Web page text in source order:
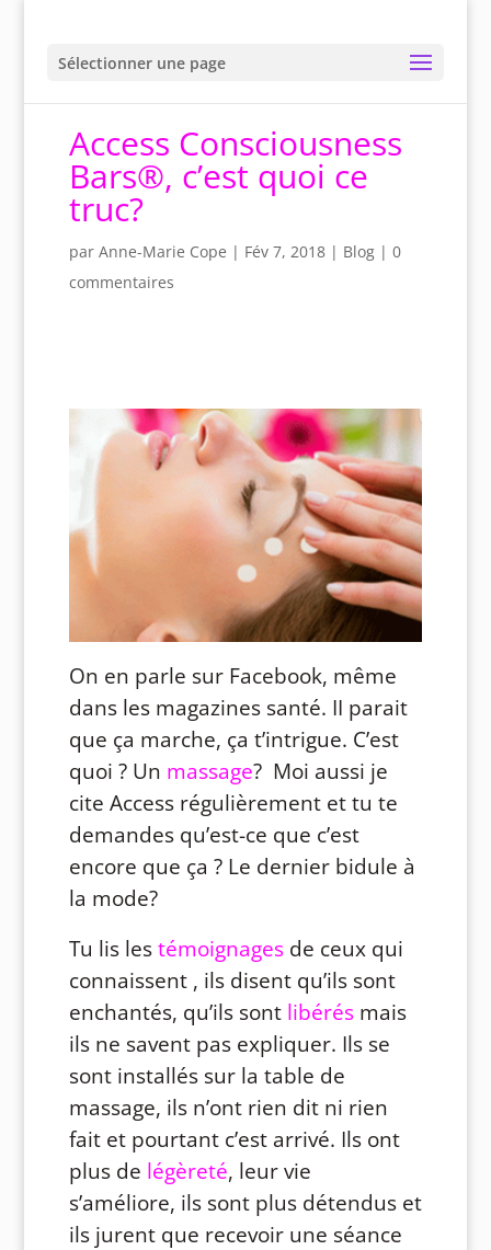
Sélectionner une page
Access Consciousness
Bars®, c’est quoi ce
truc?
par Anne-Marie Cope | Fév 7, 2018| Blog| 0
commentaires
On en parle sur Facebook, même
dans les magazines santé. II parait
que ça marche, ça t’intrigue. C’est
quoi ? Un massage? Moi aussi je
cite Access régulièrement et tu te
demandes qu’est-ce que c’est
encore que ça ? Le dernier bidule à
la mode?
Tu lis les témoignagesde ceux qui
connaissent , ils disent qu’ils sont
enchantés, qu’ils sont libérésmais
ils ne savent pas expliquer. Ils se
sont installés sur la table de
massage, ils n’ont rien dit ni rien
fait et pourtant c’est arrivé. Ils ont
plus de légèreté, leur vie
s’améliore, ils sont plus détendus et
ils jurent que recevoir une séance